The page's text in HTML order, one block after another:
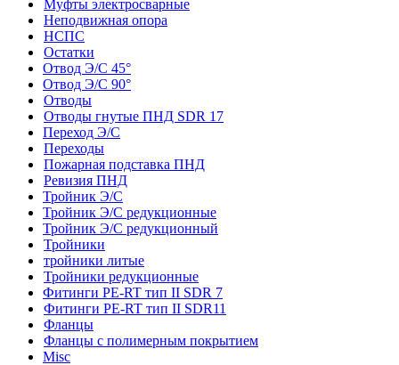
Муфты электросварные
Неподвижная опора
НСПС
Остатки
Отвод Э/С 45°
Отвод Э/С 90°
Отводы
Отводы гнутые ПНД SDR 17
Переход Э/С
Переходы
Пожарная подставка ПНД
Ревизия ПНД
Тройник Э/С
Тройник Э/С редукционные
Тройник Э/С редукционный
Тройники
тройники литые
Тройники редукционные
Фитинги PE-RT тип II SDR 7
Фитинги PE-RT тип II SDR11
Фланцы
Фланцы с полимерным покрытием
Misc